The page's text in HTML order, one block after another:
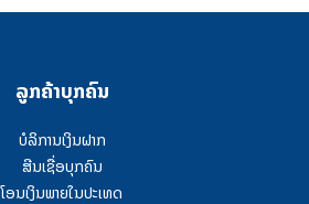
ລູກຄ້າບຸກຄົນ
ບໍລິການເງິນຝາກ
ສີນເຊື່ອບຸກຄົນ
ໂອນເງິນພາຍໃນປະເທດ